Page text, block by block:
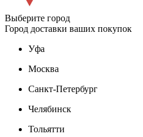
Выберите город
Город доставки ваших покупок
Уфа
Москва
Санкт-Петербург
Челябинск
Тольятти